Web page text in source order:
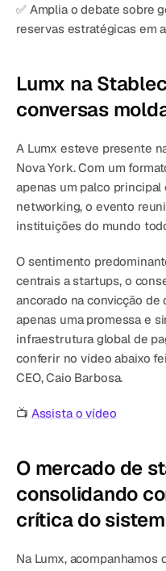
✅ Amplia o debate sobre
reservas estratégicas em
Lumx na
conversas
A Lumx esteve presente
Nova York. Com um
apenas um palco principal
networking, o evento
instituições do mundo
O sentimento
centrais a startups, o
ancorado na convicção
apenas uma promessa e
infraestrutura global de
conferir no vídeo abaixo
CEO, Caio Barbosa.
📺 Assista o vídeo
O mercado de
consolidando
crítica do
Na Lumx, acompanhamos